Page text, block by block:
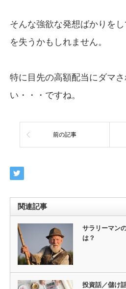
そんな強欲な発想ばかりを
を失うかもしれません。
特に目先の高額配当にダマ
い・・・ですね。
前の記事
関連記事
サラリーマン
は？
投資話／儲け